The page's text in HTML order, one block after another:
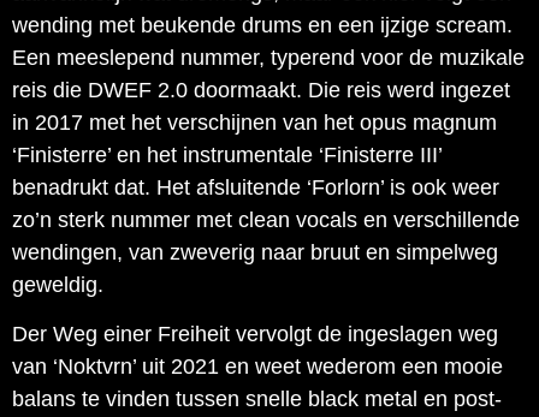
wending met beukende drums en een ijzige scream.
Een meeslepend nummer, typerend voor de muzikale
reis die DWEF 2.0 doormaakt. Die reis werd ingezet
in 2017 met het verschijnen van het opus magnum
‘Finisterre’ en het instrumentale ‘Finisterre III’
benadrukt dat. Het afsluitende ‘Forlorn’ is ook weer
zo’n sterk nummer met clean vocals en verschillende
wendingen, van zweverig naar bruut en simpelweg
geweldig.
Der Weg einer Freiheit vervolgt de ingeslagen weg
van ‘Noktvrn’ uit 2021 en weet wederom een mooie
balans te vinden tussen snelle black metal en post-